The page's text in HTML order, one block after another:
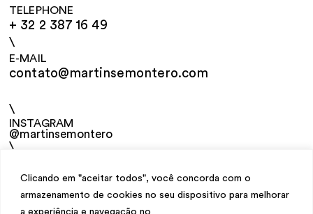
Clicando em "aceitar todos", você concorda com o
armazenamento de cookies no seu dispositivo para melhorar
a experiência e navegação no
TELEPHONE
+ 32 2 387 16 49
\
E-MAIL
contato@martinsemontero.com
\
INSTAGRAM
@martinsemontero
\